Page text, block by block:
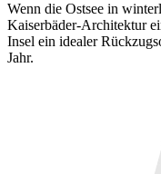
Wenn die Ostsee in
Kaiserbäder-Architektur
Insel ein idealer
Jahr.